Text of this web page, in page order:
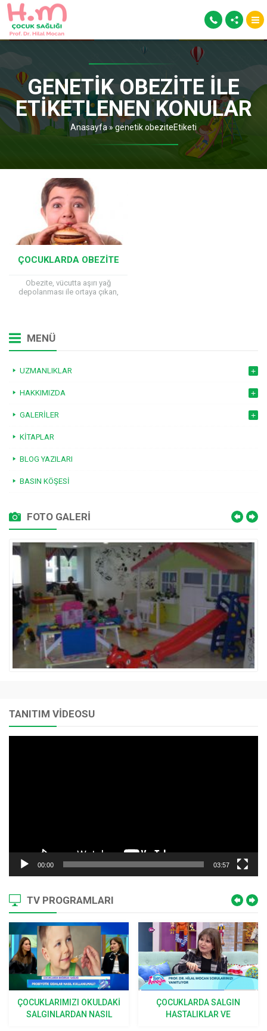
GENETIK OBEZITE ILE
ETIKETLENEN KONULAR
Anasayfa»genetik obeziteEtiketi
ÇOCUKLARDA OBEZITE
Obezite, vücutta aşırı yağ
depolanması ile ortaya çıkan,
MENÜ
UZMANLIKLAR
HAKKIMIZDA
GALERILER
KITAPLAR
BLOG YAZILARI
BASIN KÖŞESI
FOTO GALERİ
TANITIM VİDEOSU
00:00 03:57
TV PROGRAMLARI
ÇOCUKLARDA SALGIN
HASTALIKLAR VE
ÇOCUKLARDA İDRAR
KAÇIRMA | BEBEĞIM